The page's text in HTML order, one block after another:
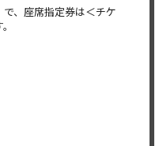
、座席指定券は＜チケ